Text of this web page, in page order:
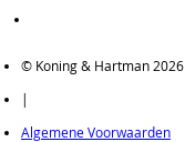
© Koning & Hartman 2026
|
Algemene Voorwaarden